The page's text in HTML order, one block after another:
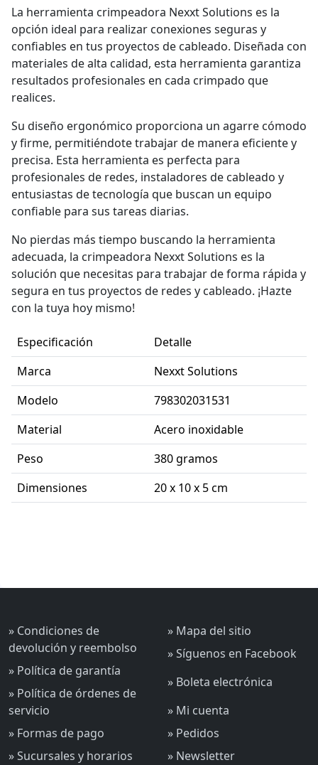
La herramienta crimpeadora Nexxt Solutions es la
opción ideal para realizar conexiones seguras y
confiables en tus proyectos de cableado. Diseñada con
materiales de alta calidad, esta herramienta garantiza
resultados profesionales en cada crimpado que
realices.
Su diseño ergonómico proporciona un agarre cómodo
y firme, permitiéndote trabajar de manera eficiente y
precisa. Esta herramienta es perfecta para
profesionales de redes, instaladores de cableado y
entusiastas de tecnología que buscan un equipo
confiable para sus tareas diarias.
No pierdas más tiempo buscando la herramienta
adecuada, la crimpeadora Nexxt Solutions es la
solución que necesitas para trabajar de forma rápida y
segura en tus proyectos de redes y cableado. ¡Hazte
con la tuya hoy mismo!
Especificación
Detalle
Marca
Nexxt Solutions
Modelo
798302031531
Material
Acero inoxidable
Peso
380 gramos
Dimensiones
20 x 10 x 5 cm
» Condiciones de
devolución y reembolso
» Política de garantía
» Política de órdenes de
servicio
» Formas de pago
» Sucursales y horarios
» Mapa del sitio
» Síguenos en Facebook
» Boleta electrónica
» Mi cuenta
» Pedidos
» Newsletter